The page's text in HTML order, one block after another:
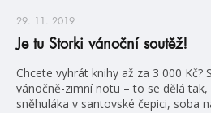
29. 11. 2019
Je tu Storki vánoční soutěž!
Chcete vyhrát knihy až za 3 000 Kč?
vánočně-zimní notu – to se dělá
sněhuláka v santovské čepici, soba